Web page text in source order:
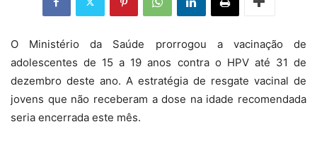
O Ministério da Saúde prorrogou a vacinação de
adolescentes de 15 a 19 anos contra o HPV até 31 de
dezembro deste ano. A estratégia de resgate vacinal de
jovens que não receberam a dose na idade recomendada
seria encerrada este mês.